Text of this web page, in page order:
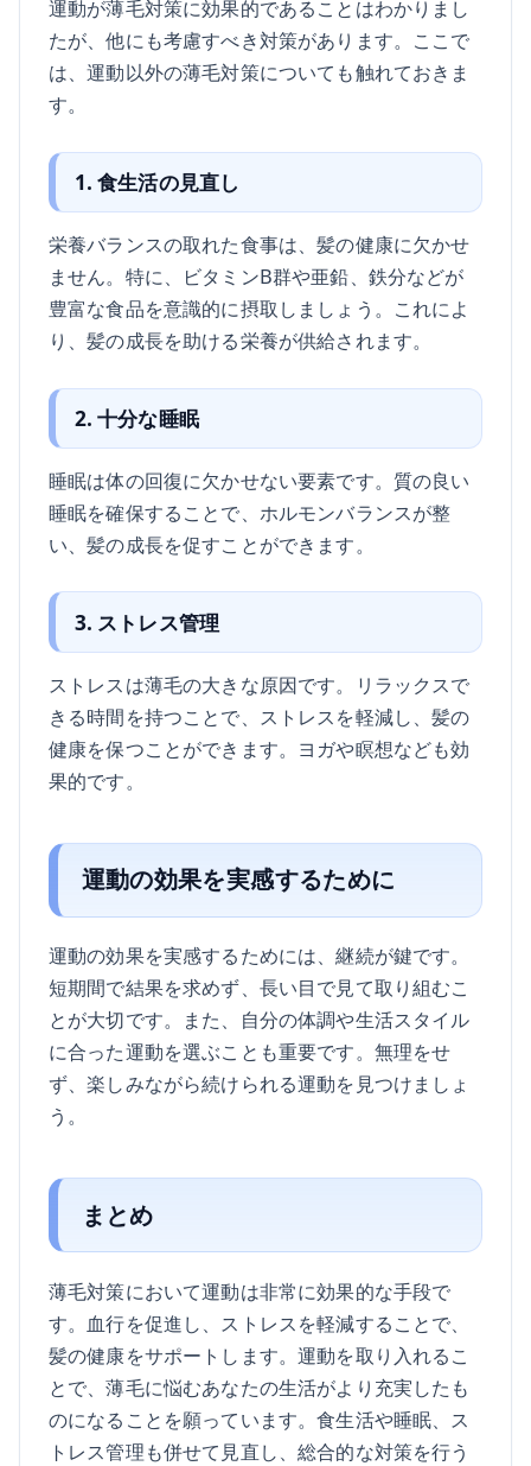
運動が薄毛対策に効果的であることはわかりまし
たが、他にも考慮すべき対策があります。ここで
は、運動以外の薄毛対策についても触れておきま
す。
1. 食生活の見直し
栄養バランスの取れた食事は、髪の健康に欠かせ
ません。特に、ビタミンB群や亜鉛、鉄分などが
豊富な食品を意識的に摂取しましょう。これによ
り、髪の成長を助ける栄養が供給されます。
2. 十分な睡眠
睡眠は体の回復に欠かせない要素です。質の良い
睡眠を確保することで、ホルモンバランスが整
い、髪の成長を促すことができます。
3. ストレス管理
ストレスは薄毛の大きな原因です。リラックスで
きる時間を持つことで、ストレスを軽減し、髪の
健康を保つことができます。ヨガや瞑想なども効
果的です。
運動の効果を実感するために
運動の効果を実感するためには、継続が鍵です。
短期間で結果を求めず、長い目で見て取り組むこ
とが大切です。また、自分の体調や生活スタイル
に合った運動を選ぶことも重要です。無理をせ
ず、楽しみながら続けられる運動を見つけましょ
う。
まとめ
薄毛対策において運動は非常に効果的な手段で
す。血行を促進し、ストレスを軽減することで、
髪の健康をサポートします。運動を取り入れるこ
とで、薄毛に悩むあなたの生活がより充実したも
のになることを願っています。食生活や睡眠、ス
トレス管理も併せて見直し、総合的な対策を行う